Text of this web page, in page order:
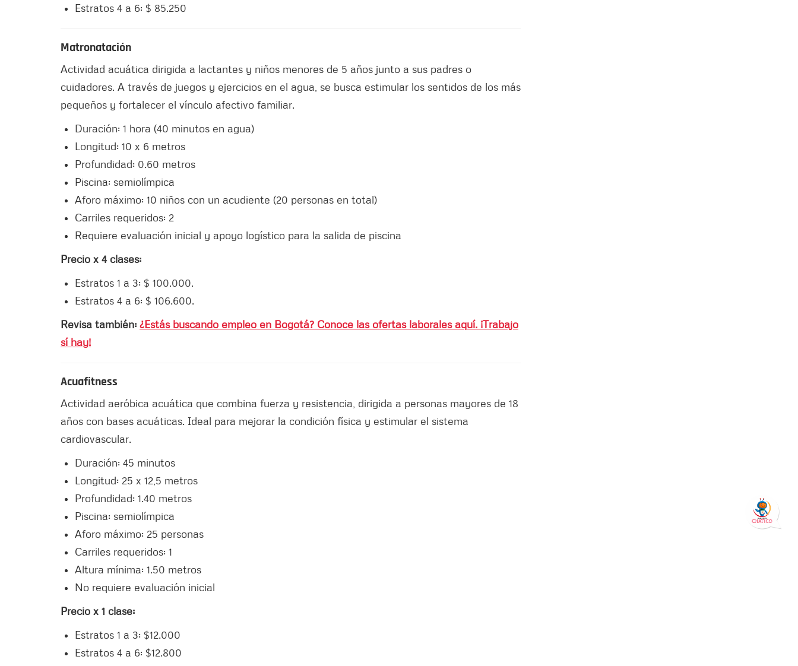
Estratos 4 a 6: $ 85.250
Matronatación
Actividad acuática dirigida a lactantes y niños menores de 5 años junto a sus padres o
cuidadores. A través de juegos y ejercicios en el agua, se busca estimular los sentidos de los más
pequeños y fortalecer el vínculo afectivo familiar.
Duración: 1 hora (40 minutos en agua)
Longitud: 10 x 6 metros
Profundidad: 0.60 metros
Piscina: semiolímpica
Aforo máximo: 10 niños con un acudiente (20 personas en total)
Carriles requeridos: 2
Requiere evaluación inicial y apoyo logístico para la salida de piscina
Precio x 4 clases:
Estratos 1 a 3: $ 100.000.
Estratos 4 a 6: $ 106.600.
Revisa también: ¿Estás buscando empleo en Bogotá? Conoce las ofertas laborales aquí. ¡Trabajo
sí hay!
Acuafitness
Actividad aeróbica acuática que combina fuerza y resistencia, dirigida a personas mayores de 18
años con bases acuáticas. Ideal para mejorar la condición física y estimular el sistema
cardiovascular.
Duración: 45 minutos
Longitud: 25 x 12,5 metros
Profundidad: 1.40 metros
Piscina: semiolímpica
Aforo máximo: 25 personas
Carriles requeridos: 1
Altura mínima: 1.50 metros
No requiere evaluación inicial
Precio x 1 clase:
Estratos 1 a 3: $12.000
Estratos 4 a 6: $12.800